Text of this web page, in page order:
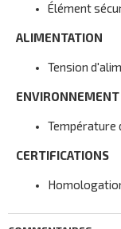
Élément
ALIMENTATION
Tension
ENVIRONNEMENT
Température
CERTIFICATIONS